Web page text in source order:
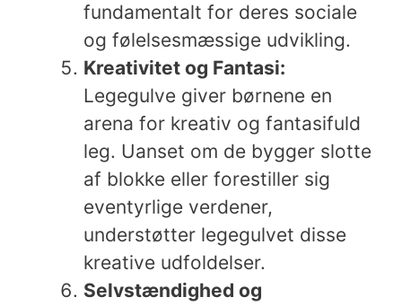
fundamentalt for deres sociale
og følelsesmæssige udvikling.
Kreativitet og Fantasi:
Legegulve giver børnene en
arena for kreativ og fantasifuld
leg. Uanset om de bygger slotte
af blokke eller forestiller sig
eventyrlige verdener,
understøtter legegulvet disse
kreative udfoldelser.
Selvstændighed og